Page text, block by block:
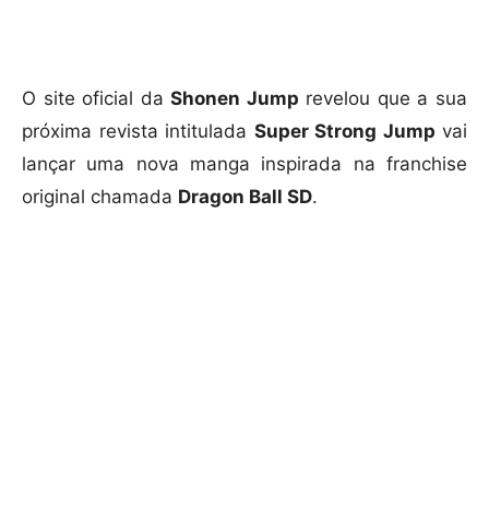
O site oficial daShonen Jump revelou que a sua
próxima revista intitulada Super Strong Jump vai
lançar uma nova manga inspirada na franchise
original chamada Dragon Ball SD.